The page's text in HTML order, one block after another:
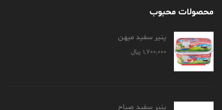
محصولات محبوب
پنیر سفید میهن
1,700,000 ﷼
پنیر سفید صباح